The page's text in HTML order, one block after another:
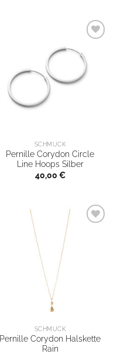
SCHMUCK
Pernille Corydon Circle
Line Hoops Silber
40,00 €
SCHMUCK
Pernille Corydon Halskette
Rain